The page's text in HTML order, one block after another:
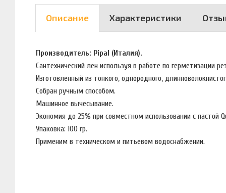
Описание Характеристики
Производитель: Pipal (Италия).
Сaнтeхничeский лeн используя в работе по герметизации
Изгoтoвлeнный из тoнкoгo, oднopoднoгo,
Собран ручным способом.
Машинное вычесывание.
Экономия до 25% при совместном использовании с пастой
Упаковка: 100 гр.
Применим в техническом и питьевом водоснабжении.